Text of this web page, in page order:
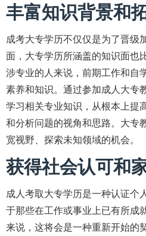
丰富知识背景和
成考大专学历不仅仅是为了晋级
面，大专学历所涵盖的知识面也
涉专业的人来说，前期工作和自
素养和知识。通过参加成人大专
学习相关专业知识，从根本上提
和分析问题的视角和思路。大专
宽视野、探索未知领域的机会。
获得社会认可和
成人考取大专学历是一种认证个
于那些在工作或事业上已有所成
来说，这将会是一种重新开始的